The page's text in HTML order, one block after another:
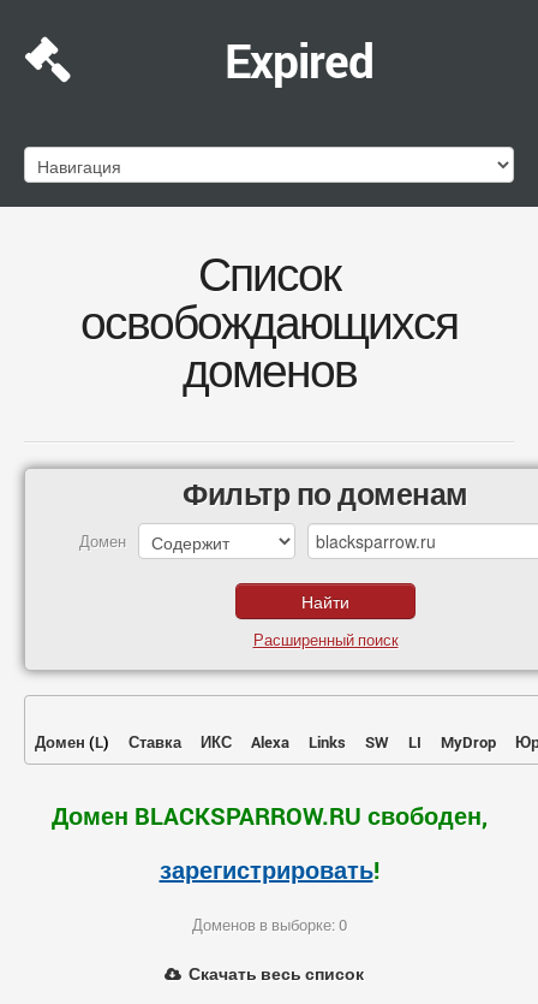
Expired
Список
освобождающихся
доменов
Фильтр по доменам
Домен
Расширенный поиск
Домен (L) Ставка ИКС Alexa Links SW LI MyDrop
Домен BLACKSPARROW.RU свободен,
зарегистрировать!
Доменов в выборке: 0
Скачать весь список